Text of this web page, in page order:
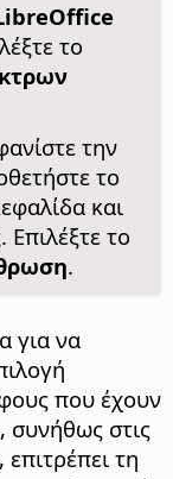
το
την
το
και
Επιλέξτε το
.
για να
που έχουν
συνήθως στις
τη